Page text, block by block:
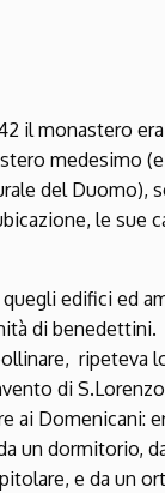
il monastero
medesimo
del Duomo),
le sue
edifici ed
di
ripeteva
di
ai Domenicani:
un dormitorio,
e da un